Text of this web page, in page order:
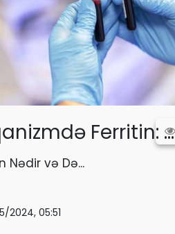
Ferritin: ...
Nədir və Də...
2024, 05:51